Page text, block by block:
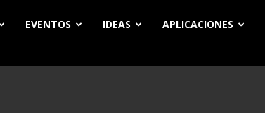
EVENTOS IDEAS APLICACIONES